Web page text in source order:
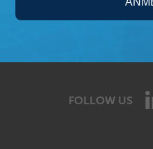
FOLLOW US